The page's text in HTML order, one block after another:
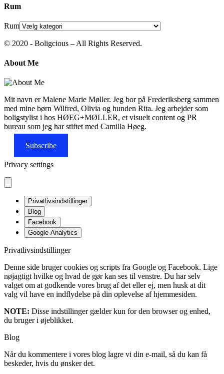
Rum
Rum
© 2020 - Boligcious – All Rights Reserved.
About Me
Mit navn er Malene Marie Møller. Jeg bor på Frederiksberg sammen
med mine børn Wilfred, Olivia og hunden Rita. Jeg arbejder som
boligstylist i hos HØEG+MØLLER, et visuelt content og PR
bureau som jeg har stiftet med Camilla Høeg.
Subscribe
Privacy settings
Privatlivsindstillinger
Blog
Facebook
Google Analytics
Privatlivsindstillinger
Denne side bruger cookies og scripts fra Google og Facebook. Lige
nøjagtigt hvilke og hvad de gør kan ses til venstre. Du har selv
valget om at godkende vores brug af det eller ej, men husk at dit
valg vil have en indflydelse på din oplevelse af hjemmesiden.
NOTE: Disse indstillinger gælder kun for den browser og enhed,
du bruger i øjeblikket.
Blog
Når du kommentere i vores blog lagre vi din e-mail, så du kan få
beskeder, hvis du ønsker det.